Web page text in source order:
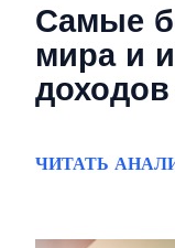
Самые
мира и
доходов
ЧИТАТЬ